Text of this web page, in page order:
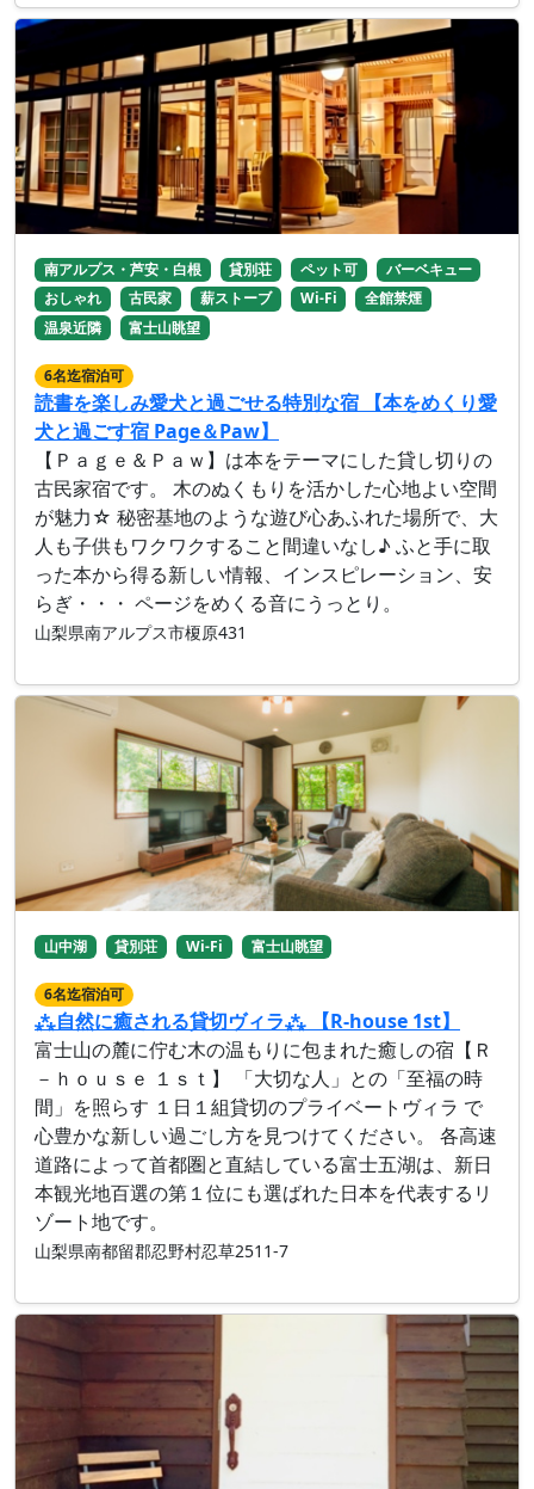
南アルプス・芦安・白根 貸別荘 ペット可
バーベキュー
おしゃれ
古民家 薪ストーブ Wi-Fi
全館禁煙
温泉近隣
富士山眺望
6名迄宿泊可
読書を楽しみ愛犬と過ごせる特別な宿 【本をめくり愛
犬と過ごす宿 Page＆Paw】
【Ｐａｇｅ＆Ｐａｗ】は本をテーマにした貸し切りの
古民家宿です。 木のぬくもりを活かした心地よい空間
が魅力☆ 秘密基地のような遊び心あふれた場所で、大
人も子供もワクワクすること間違いなし♪ ふと手に取
った本から得る新しい情報、インスピレーション、安
らぎ・・・ ページをめくる音にうっとり。
山梨県南アルプス市榎原431
山中湖 貸別荘 Wi-Fi 富士山眺望
6名迄宿泊可
⁂自然に癒される貸切ヴィラ⁂ 【R-house 1st】
富士山の麓に佇む木の温もりに包まれた癒しの宿【Ｒ
－ｈｏｕｓｅ １ｓｔ】 「大切な人」との「至福の時
間」を照らす １日１組貸切のプライベートヴィラ で
心豊かな新しい過ごし方を見つけてください。 各高速
道路によって首都圏と直結している富士五湖は、新日
本観光地百選の第１位にも選ばれた日本を代表するリ
ゾート地です。
山梨県南都留郡忍野村忍草2511-7